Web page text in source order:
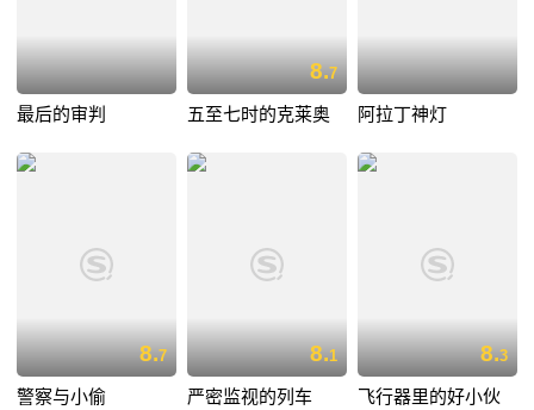
最后的审判
8.7
五至七时的克莱奥 阿拉丁神灯
8.7
警察与小偷
8.1
严密监视的列车
8.3
飞行器里的好小伙